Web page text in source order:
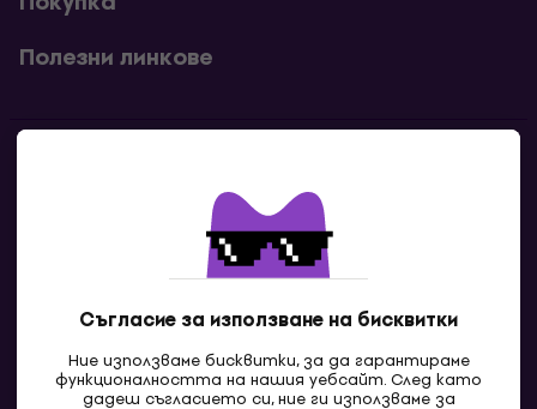
Съгласие за използване на бисквитки
Ние използваме бисквитки, за да гарантираме
функционалността на нашия уебсайт. След като
дадеш съгласието си, ние ги използваме за
Полезни линкове
Свържи се с нас